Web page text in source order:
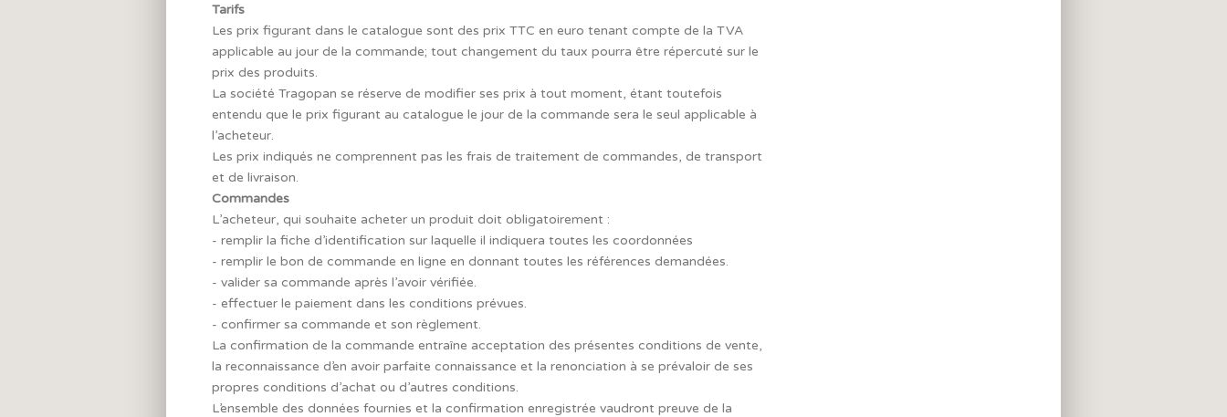
Tarifs
Les prix figurant dans le catalogue sont des prix TTC en euro tenant compte de la TVA
applicable au jour de la commande; tout changement du taux pourra être répercuté sur le
prix des produits.
La société Tragopan se réserve de modifier ses prix à tout moment, étant toutefois
entendu que le prix figurant au catalogue le jour de la commande sera le seul applicable à
l’acheteur.
Les prix indiqués ne comprennent pas les frais de traitement de commandes, de transport
et de livraison.
Commandes
L’acheteur, qui souhaite acheter un produit doit obligatoirement :
- remplir la fiche d’identification sur laquelle il indiquera toutes les coordonnées
- remplir le bon de commande en ligne en donnant toutes les références demandées.
- valider sa commande après l’avoir vérifiée.
- effectuer le paiement dans les conditions prévues.
- confirmer sa commande et son règlement.
La confirmation de la commande entraîne acceptation des présentes conditions de vente,
la reconnaissance d’en avoir parfaite connaissance et la renonciation à se prévaloir de ses
propres conditions d’achat ou d’autres conditions.
L’ensemble des données fournies et la confirmation enregistrée vaudront preuve de la